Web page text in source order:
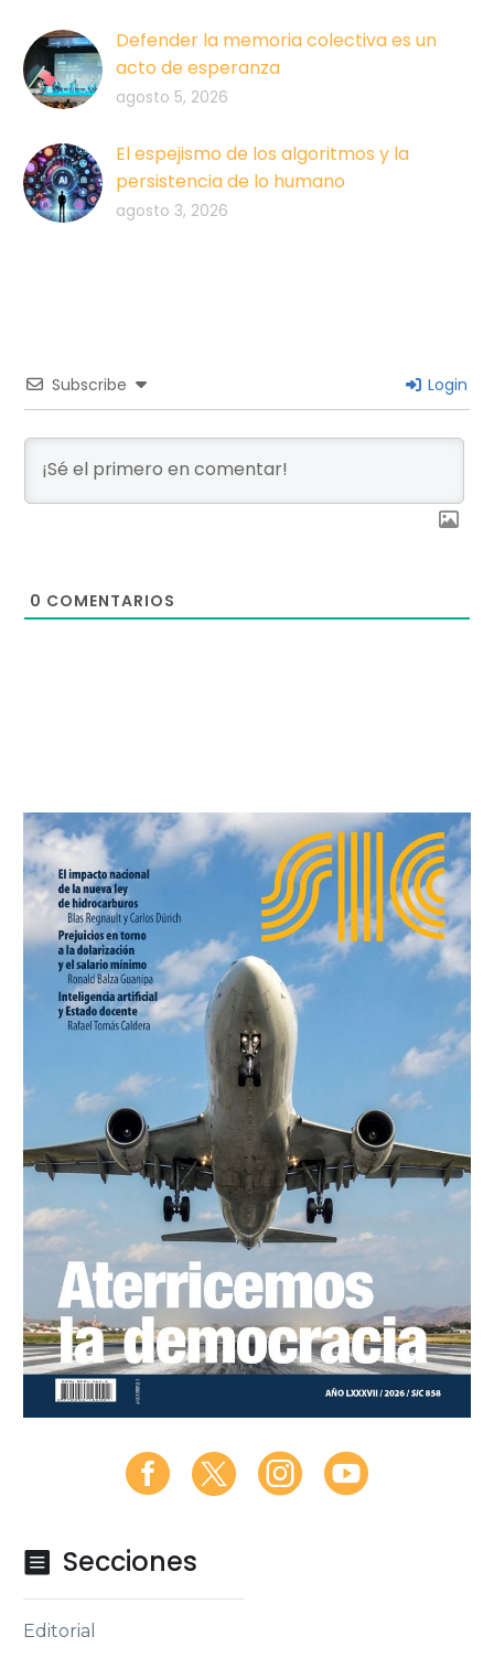
Defender la memoria colectiva es un
acto de esperanza
agosto 5, 2026
El espejismo de los algoritmos y la
persistencia de lo humano
agosto 3, 2026
Subscribe Login
0 COMENTARIOS
 Secciones
Editorial